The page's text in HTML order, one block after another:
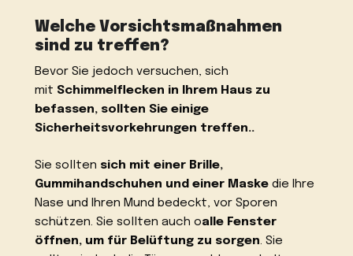
Welche Vorsichtsmaßnahmen
sind zu treffen?
Bevor Sie jedoch versuchen, sich
mit Schimmelflecken in Ihrem Haus zu
befassen, sollten Sie einige
Sicherheitsvorkehrungen treffen..
Sie sollten sich mit einer Brille,
Gummihandschuhen und einer Maske die Ihre
Nase und Ihren Mund bedeckt, vor Sporen
schützen. Sie sollten auch oalle Fenster
öffnen, um für Belüftung zu sorgen. Sie